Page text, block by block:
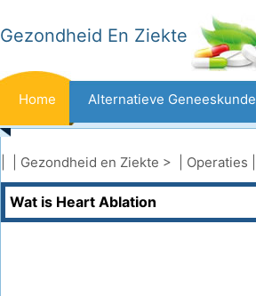
Gezondheid En Ziekte
Home Alternatieve Geneeskunde
Beten En Steken Kanker
Aandoeningen En Behandelingen
Gezondheid en Ziekte > | Operaties
Wat is Heart Ablation